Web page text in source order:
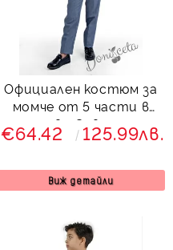
Официален костюм за
момче от 5 части в
сиво Сивина
€64.42 125.99лв.
Виж детайли